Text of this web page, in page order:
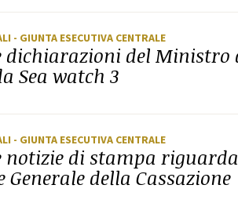
- GIUNTA ESECUTIVA CENTRALE
dichiarazioni del Ministro
Sea watch 3
- GIUNTA ESECUTIVA CENTRALE
notizie di stampa
della Cassazione